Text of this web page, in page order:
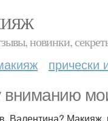
новинки,
прически